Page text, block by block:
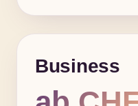
Business